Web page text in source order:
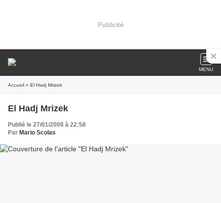
Publicité
MENU
Accueil » El Hadj Mrizek
El Hadj Mrizek
Publié le 27/01/2008 à 22:58
Par Mario Scolas